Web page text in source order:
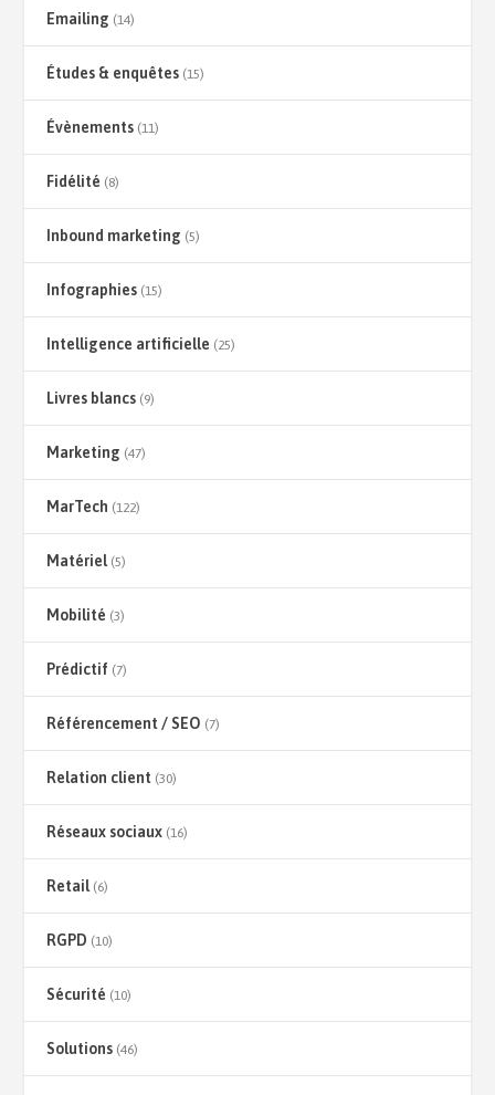
Emailing (14)
Études & enquêtes (15)
Évènements (11)
Fidélité (8)
Inbound marketing (5)
Infographies (15)
Intelligence artificielle (25)
Livres blancs (9)
Marketing (47)
MarTech (122)
Matériel(5)
Mobilité (3)
Prédictif (7)
Référencement / SEO (7)
Relation client (30)
Réseaux sociaux (16)
Retail(6)
RGPD (10)
Sécurité (10)
Solutions (46)